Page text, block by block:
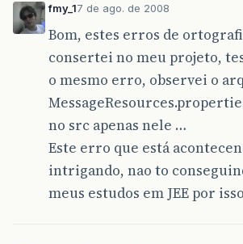
fmy_17 de ago. de 2008
Bom, estes erros de
consertei no meu projeto,
o mesmo erro, observei o
no src apenas nele …
Este erro que está
intrigando, nao to
meus estudos em JEE por